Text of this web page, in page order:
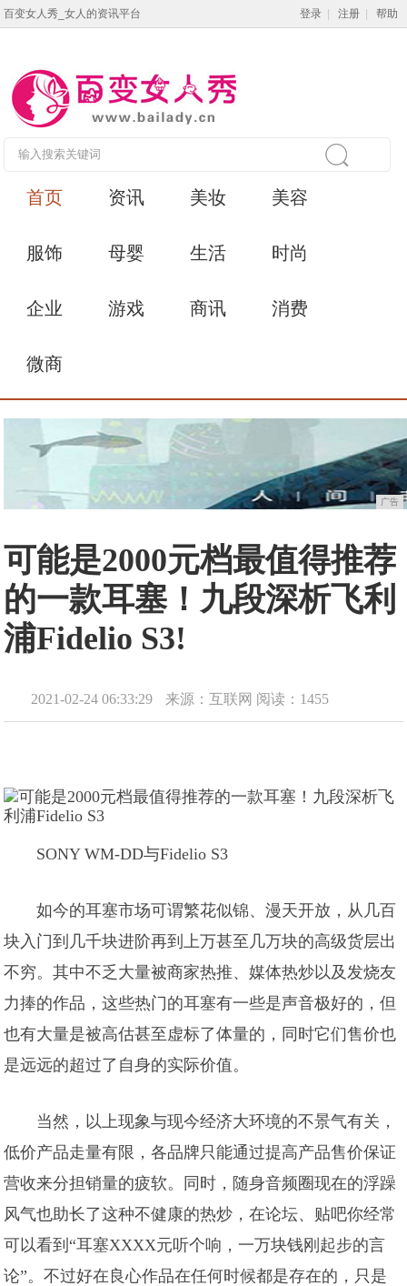
百变女人秀_女人的资讯平台 登录 注册 帮助
首页 资讯 美妆 美容
服饰 母婴 生活 时尚
企业 游戏 商讯 消费
微商
广告
可能是2000元档最值得推荐
的一款耳塞！九段深析飞利
浦Fidelio S3!
2021-02-24 06:33:29 来源：互联网 阅读：1455
SONY WM-DD与Fidelio S3
如今的耳塞市场可谓繁花似锦、漫天开放，从几百
块入门到几千块进阶再到上万甚至几万块的高级货层出
不穷。其中不乏大量被商家热推、媒体热炒以及发烧友
力捧的作品，这些热门的耳塞有一些是声音极好的，但
也有大量是被高估甚至虚标了体量的，同时它们售价也
是远远的超过了自身的实际价值。
当然，以上现象与现今经济大环境的不景气有关，
低价产品走量有限，各品牌只能通过提高产品售价保证
营收来分担销量的疲软。同时，随身音频圈现在的浮躁
风气也助长了这种不健康的热炒，在论坛、贴吧你经常
可以看到“耳塞XXXX元听个响，一万块钱刚起步的言
论”。不过好在良心作品在任何时候都是存在的，只是